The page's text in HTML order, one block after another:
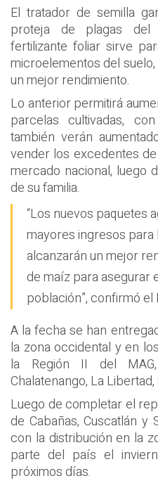
El tratador de semilla
proteja de plagas
fertilizante foliar sirve
microelementos del
un mejor rendimiento.
Lo anterior permitirá
parcelas cultivadas,
también verán
vender los excedentes
mercado nacional, luego
de su familia.
“Los nuevos paquetes
mayores ingresos
alcanzarán un mejor
de maíz para asegurar
población”, confirmó el
A la fecha se han
la zona occidental y en
la Región II del
Chalatenango, La
Luego de completar el
de Cabañas, Cuscatlán
con la distribución en la
parte del país el
próximos días.